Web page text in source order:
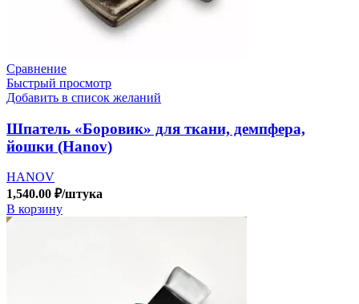
Сравнение
Быстрый просмотр
Добавить в список желаний
Шпатель «Боровик» для ткани, демпфера,
йошки (Hanov)
HANOV
1,540.00 ₽/штука
В корзину